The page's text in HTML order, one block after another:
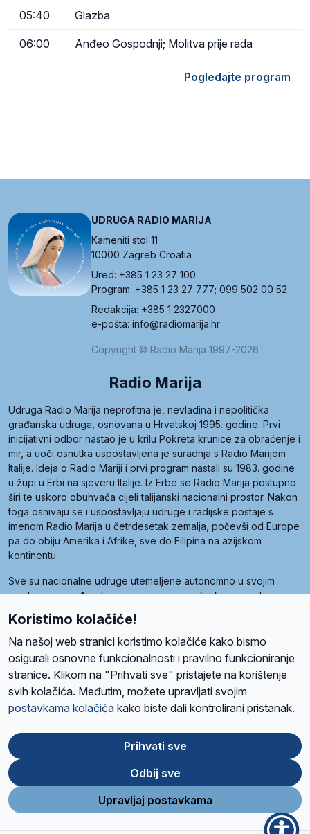
05:40 Glazba
06:00 Anđeo Gospodnji; Molitva prije rada
Pogledajte program
UDRUGA RADIO MARIJA
Kameniti stol 11
10000 Zagreb Croatia
Ured: +385 1 23 27 100
Program: +385 1 23 27 777; 099 502 00 52
Redakcija: +385 1 2327000
e-pošta: info@radiomarija.hr
Copyright © Radio Marija 1997-2026
Radio Marija
Udruga Radio Marija neprofitna je, nevladina i nepolitička
građanska udruga, osnovana u Hrvatskoj 1995. godine. Prvi
inicijativni odbor nastao je u krilu Pokreta krunice za obraćenje i
mir, a uoči osnutka uspostavljena je suradnja s Radio Marijom
Italije. Ideja o Radio Mariji i prvi program nastali su 1983. godine
u župi u Erbi na sjeveru Italije. Iz Erbe se Radio Marija postupno
širi te uskoro obuhvaća cijeli talijanski nacionalni prostor. Nakon
toga osnivaju se i uspostavljaju udruge i radijske postaje s
imenom Radio Marija u četrdesetak zemalja, počevši od Europe
pa do obiju Amerika i Afrike, sve do Filipina na azijskom
kontinentu.
Sve su nacionalne udruge utemeljene autonomno u svojim
zemljama, a međusobna su povezane preko krovne udruge
Radio Maria). Svjetsku obitelj utemeljilo je sedam članica, među
kojima je i hrvatska Udruga Radio Marija.
O namaRadio ProgramVolonteriPrijateljiKontaktPravila privatnosti
Ova stranica je zaštićena Google reCAPTCHA sustavom
Store
Google
Play
Koristimo kolačiće!
Na našoj web stranici koristimo kolačiće kako bismo
osigurali osnovne funkcionalnosti i pravilno funkcioniranje
stranice. Klikom na "Prihvati sve" pristajete na korištenje
svih kolačića. Međutim, možete upravljati svojim
postavkama kolačića kako biste dali kontrolirani pristanak.
Prihvati sve
Odbij sve
Upravljaj postavkama